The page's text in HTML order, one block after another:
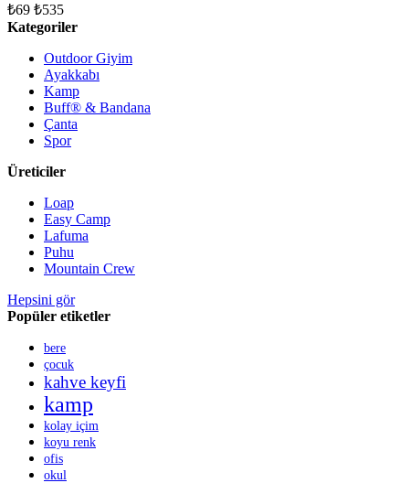
₺69 ₺535
Kategoriler
Outdoor Giyim
Ayakkabı
Kamp
Buff® & Bandana
Çanta
Spor
Üreticiler
Loap
Easy Camp
Lafuma
Puhu
Mountain Crew
Hepsini gör
Popüler etiketler
bere
çocuk
kahve keyfi
kamp
kolay içim
koyu renk
ofis
okul